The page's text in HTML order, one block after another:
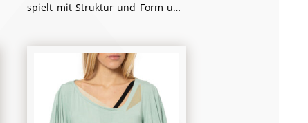
spielt mit Struktur und Form und
zwischen Lässigkeit und Eleganz.
Der Pullover mit seinem Mix aus
Strick- und glatten Flächen setzt
dezente Akzente, während die
locker geschnittene Hose eine